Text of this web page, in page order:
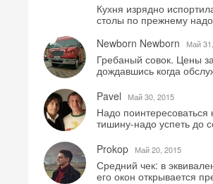
Кухня изрядно
столы по прежнему
Newborn Newborn
Май
Гребаный совок. Цены
дождавшись когда
Pavel
Май 30, 2015
Надо
тишину-надо успеть до
Prokop
Май 20, 2015
Средний чек: в
его окон открывается